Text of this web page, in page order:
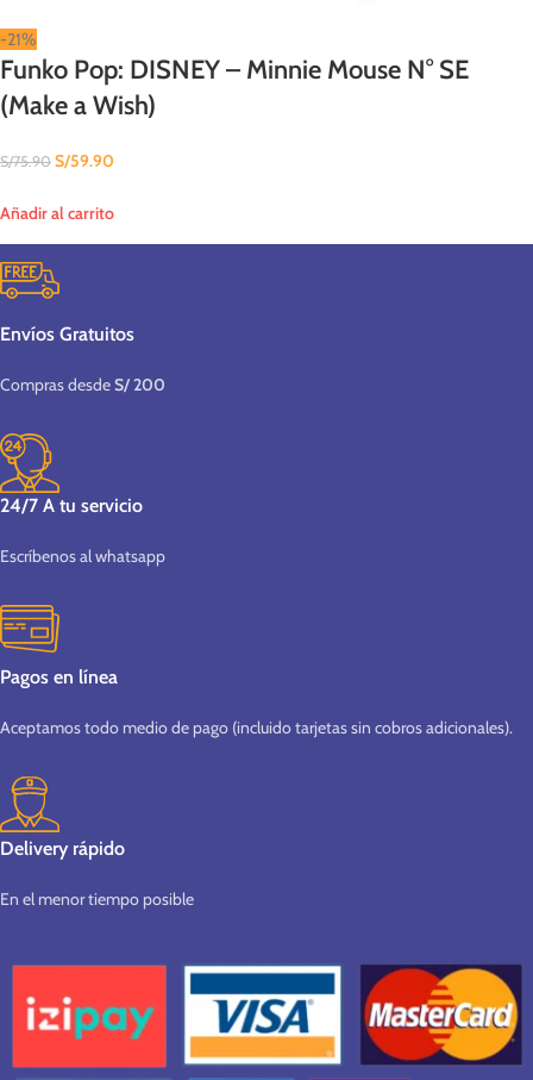
-21%
Funko Pop: DISNEY – Minnie Mouse N° SE
(Make a Wish)
S/75.90 S/59.90
Añadir al carrito
Envíos Gratuitos
Compras desdeS/ 200
24/7 A tu servicio
Escríbenos al whatsapp
Pagos en línea
Aceptamos todo medio de pago (incluido tarjetas sin cobros adicionales).
Delivery rápido
En el menor tiempo posible